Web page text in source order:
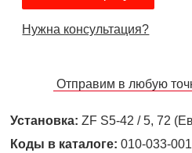
Нужна консультация?
Отправим в любую
Установка: ZF S5-42 / 5, 72
Коды в каталоге: 010-033-